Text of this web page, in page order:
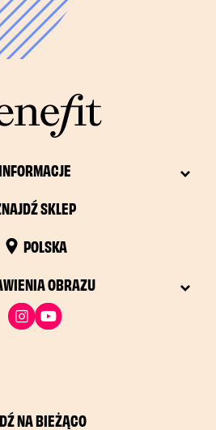
SKLEP
POLSKA
OBRAZU
NA BIEŻĄCO